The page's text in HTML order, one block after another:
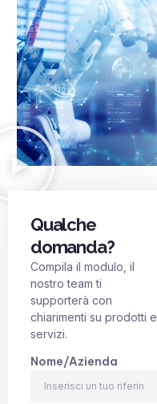
Qualche
domanda?
Compila il modulo, il
nostro team ti
supporterà con
chiarimenti su prodotti e
servizi.
Nome/Azienda